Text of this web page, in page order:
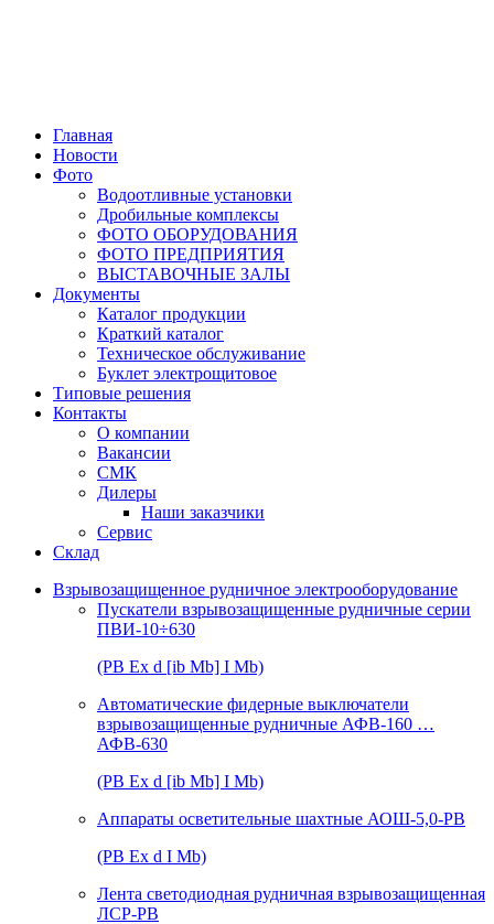
Главная
Новости
Фото
Водоотливные установки
Дробильные комплексы
ФОТО ОБОРУДОВАНИЯ
ФОТО ПРЕДПРИЯТИЯ
ВЫСТАВОЧНЫЕ ЗАЛЫ
Документы
Каталог продукции
Краткий каталог
Техническое обслуживание
Буклет электрощитовое
Типовые решения
Контакты
О компании
Вакансии
СМК
Дилеры
Наши заказчики
Сервис
Склад
Взрывозащищенное рудничное электрооборудование
Пускатели взрывозащищенные рудничные серии
ПВИ-10÷630
(РВ Ex d [ib Mb] I Mb)
Автоматические фидерные выключатели
взрывозащищенные рудничные АФВ-160 …
АФВ-630
(РВ Ex d [ib Mb] I Mb)
Аппараты осветительные шахтные АОШ-5,0-РВ
(РВ Ex d I Mb)
Лента светодиодная рудничная взрывозащищенная
ЛСР-РВ